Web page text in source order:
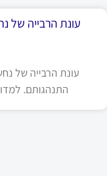
עונת הרבייה של
עונת הרבייה של
התנהגותם.